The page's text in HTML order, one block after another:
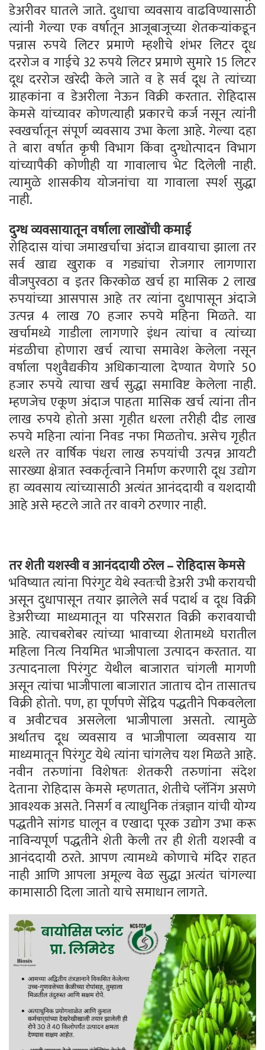
डेअरीवर घातले जाते. दुधाचा व्यवसाय वाढविण्यासाठी
त्यांनी गेल्या एक वर्षातून आजूबाजूच्या शेतकऱ्यांकडून
पन्नास रुपये लिटर प्रमाणे म्हशीचे शंभर लिटर दूध
दररोज व गाईचे 32 रुपये लिटर प्रमाणे सुमारे 15 लिटर
दूध दररोज खरेदी केले जाते व हे सर्व दूध ते त्यांच्या
ग्राहकांना व डेअरीला नेऊन विक्री करतात. रोहिदास
केमसे यांच्यावर कोणत्याही प्रकारचे कर्ज नसून त्यांनी
स्वखर्चातून संपूर्ण व्यवसाय उभा केला आहे. गेल्या दहा
ते बारा वर्षात कृषी विभाग किंवा दुग्धोत्पादन विभाग
यांच्यापैकी कोणीही या गावालाच भेट दिलेली नाही.
त्यामुळे शासकीय योजनांचा या गावाला स्पर्श सुद्धा
नाही.
दुग्ध व्यवसायातून वर्षाला लाखोंची कमाई
रोहिदास यांचा जमाखर्चाचा अंदाज द्यावयाचा झाला तर
सर्व खाद्य खुराक व गड्यांचा रोजगार लागणारा
वीजपुरवठा व इतर किरकोळ खर्च हा मासिक 2 लाख
रुपयांच्या आसपास आहे तर त्यांना दुधापासून अंदाजे
उत्पन्न 4 लाख 70 हजार रुपये महिना मिळते. या
खर्चामध्ये गाडीला लागणारे इंधन त्यांचा व त्यांच्या
मंडळीचा होणारा खर्च त्याचा समावेश केलेला नसून
वर्षाला पशुवैद्यकीय अधिकाऱ्याला देण्यात येणारे 50
हजार रुपये त्याचा खर्च सुद्धा समाविष्ट केलेला नाही.
म्हणजेच एकूण अंदाज पाहता मासिक खर्च त्यांना तीन
लाख रुपये होतो असा गृहीत धरला तरीही दीड लाख
रुपये महिना त्यांना निवड नफा मिळतोच. असेच गृहीत
धरले तर वार्षिक पंधरा लाख रुपयांची उत्पन्न आयटी
सारख्या क्षेत्रात स्वकर्तृत्वाने निर्माण करणारी दूध उद्योग
हा व्यवसाय त्यांच्यासाठी अत्यंत आनंददायी व यशदायी
आहे असे म्हटले जाते तर वावगे ठरणार नाही.
तर शेती यशस्वी व आनंददायी ठरेल – रोहिदास केमसे
भविष्यात त्यांना पिरंगुट येथे स्वतःची डेअरी उभी करायची
असून दुधापासून तयार झालेले सर्व पदार्थ व दूध विक्री
डेअरीच्या माध्यमातून या परिसरात विक्री करावयाची
आहे. त्याचबरोबर त्यांच्या भावाच्या शेतामध्ये घरातील
महिला नित्य नियमित भाजीपाला उत्पादन करतात. या
उत्पादनाला पिरंगुट येथील बाजारात चांगली मागणी
असून त्यांचा भाजीपाला बाजारात जाताच दोन तासातच
विक्री होतो. पण, हा पूर्णपणे सेंद्रिय पद्धतीने पिकवलेला
व अवीटचव असलेला भाजीपाला असतो. त्यामुळे
अर्थातच दूध व्यवसाय व भाजीपाला व्यवसाय या
माध्यमातून पिरंगुट येथे त्यांना चांगलेच यश मिळते आहे.
नवीन तरुणांना विशेषतः शेतकरी तरुणांना संदेश
देताना रोहिदास केमसे म्हणतात, शेतीचे प्लॅनिंग असणे
आवश्यक असते. निसर्ग व त्याधुनिक तंत्रज्ञान यांची योग्य
पद्धतीने सांगड घालून व एखादा पूरक उद्योग उभा करू
नाविन्यपूर्ण पद्धतीने शेती केली तर ही शेती यशस्वी व
आनंददायी ठरते. आपण त्यामध्ये कोणाचे मंदिर राहत
नाही आणि आपला अमूल्य वेळ सुद्धा अत्यंत चांगल्या
कामासाठी दिला जातो याचे समाधान लागते.